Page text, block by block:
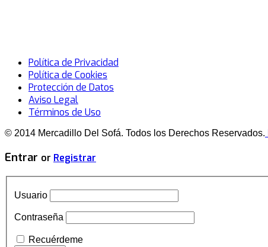
Política de Privacidad
Política de Cookies
Protección de Datos
Aviso Legal
Términos de Uso
© 2014 Mercadillo Del Sofá. Todos los Derechos Reservados.
Entrar or Registrar
Usuario
Contraseña
Recuérdeme